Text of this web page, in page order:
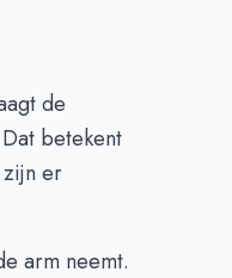
de
betekent
zijn er
arm neemt.